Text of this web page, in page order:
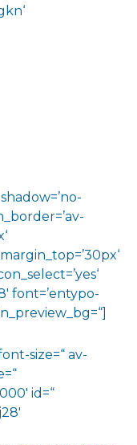
shadow=’no-
font=’entypo-
size=“ av-
id=“